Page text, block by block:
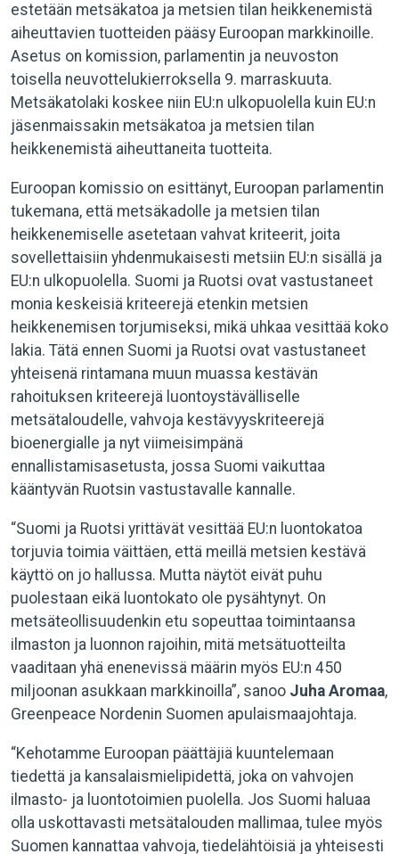
estetään metsäkatoa ja metsien tilan heikkenemistä
aiheuttavien tuotteiden pääsy Euroopan markkinoille.
Asetus on komission, parlamentin ja neuvoston
toisella neuvottelukierroksella 9. marraskuuta.
Metsäkatolaki koskee niin EU:n ulkopuolella kuin EU:n
jäsenmaissakin metsäkatoa ja metsien tilan
heikkenemistä aiheuttaneita tuotteita.
Euroopan komissio on esittänyt, Euroopan parlamentin
tukemana, että metsäkadolle ja metsien tilan
heikkenemiselle asetetaan vahvat kriteerit, joita
sovellettaisiin yhdenmukaisesti metsiin EU:n sisällä ja
EU:n ulkopuolella. Suomi ja Ruotsi ovat vastustaneet
monia keskeisiä kriteerejä etenkin metsien
heikkenemisen torjumiseksi, mikä uhkaa vesittää koko
lakia. Tätä ennen Suomi ja Ruotsi ovat vastustaneet
yhteisenä rintamana muun muassa kestävän
rahoituksen kriteerejä luontoystävälliselle
metsätaloudelle, vahvoja kestävyyskriteerejä
bioenergialle ja nyt viimeisimpänä
ennallistamisasetusta, jossa Suomi vaikuttaa
kääntyvän Ruotsin vastustavalle kannalle.
“Suomi ja Ruotsi yrittävät vesittää EU:n luontokatoa
torjuvia toimia väittäen, että meillä metsien kestävä
käyttö on jo hallussa. Mutta näytöt eivät puhu
puolestaan eikä luontokato ole pysähtynyt. On
metsäteollisuudenkin etu sopeuttaa toimintaansa
ilmaston ja luonnon rajoihin, mitä metsätuotteilta
vaaditaan yhä enenevissä määrin myös EU:n 450
miljoonan asukkaan markkinoilla”, sanoo Juha Aromaa,
Greenpeace Nordenin Suomen apulaismaajohtaja.
“Kehotamme Euroopan päättäjiä kuuntelemaan
tiedettä ja kansalaismielipidettä, joka on vahvojen
ilmasto- ja luontotoimien puolella. Jos Suomi haluaa
olla uskottavasti metsätalouden mallimaa, tulee myös
Suomen kannattaa vahvoja, tiedelähtöisiä ja yhteisesti